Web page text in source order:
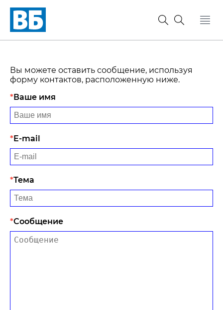
Вы можете оставить сообщение, используя
форму контактов, расположенную ниже.
Ваше имя
E-mail
Тема
Сообщение